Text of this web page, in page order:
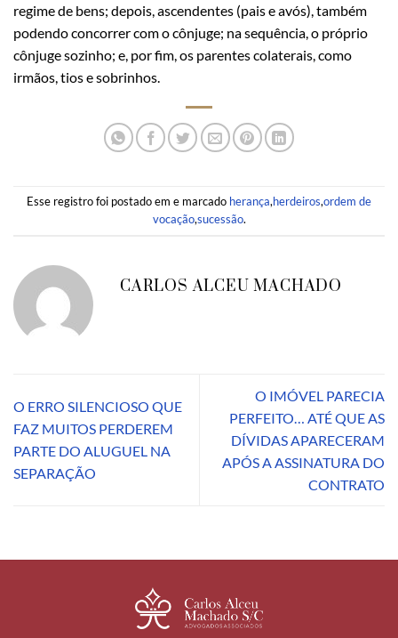
regime de bens; depois, ascendentes (pais e avós), também
podendo concorrer com o cônjuge; na sequência, o próprio
cônjuge sozinho; e, por fim, os parentes colaterais, como
irmãos, tios e sobrinhos.
Esse registro foi postado em e marcado herança,herdeiros,ordem de
vocação,sucessão.
CARLOS ALCEU MACHADO
O ERRO SILENCIOSO QUE
FAZ MUITOS PERDEREM
PARTE DO ALUGUEL NA
SEPARAÇÃO
O IMÓVEL PARECIA
PERFEITO… ATÉ QUE AS
DÍVIDAS APARECERAM
APÓS A ASSINATURA DO
CONTRATO